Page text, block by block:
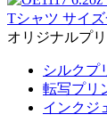
オリジナルプ
シルクプ
転写プリ
インクジ